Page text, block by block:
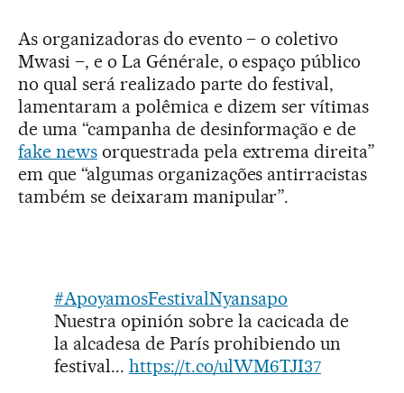
As organizadoras do evento – o coletivo
Mwasi –, e o La Générale, o espaço público
no qual será realizado parte do festival,
lamentaram a polêmica e dizem ser vítimas
de uma “campanha de desinformação e de
fake newsorquestrada pela extrema direita”
em que “algumas organizações antirracistas
também se deixaram manipular”.
#ApoyamosFestivalNyansapo
Nuestra opinión sobre la cacicada de
la alcadesa de París prohibiendo un
festival... https://t.co/ulWM6TJI37